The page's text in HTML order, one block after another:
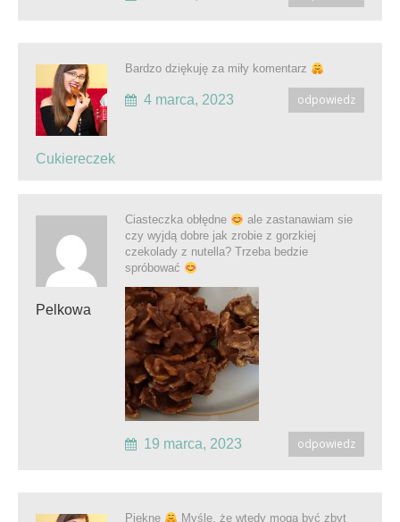
Cukiereczek
Bardzo dziękuję za miły komentarz
odpowiedz
4 marca, 2023
Pelkowa
Ciasteczka obłędne
ale zastanawiam sie
czy wyjdą dobre jak zrobie z gorzkiej
czekolady z nutella? Trzeba bedzie
spróbować
odpowiedz
19 marca, 2023
Piękne Myślę, że wtedy mogą być zbyt